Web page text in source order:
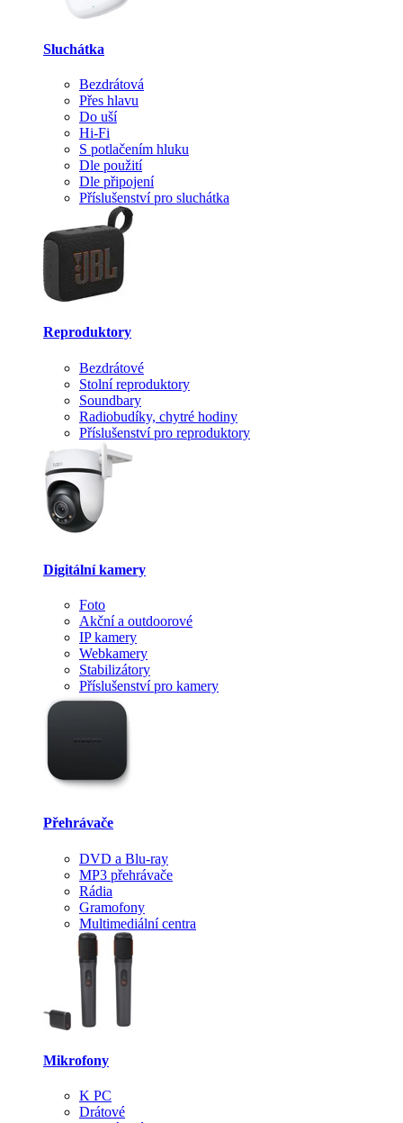
Sluchátka
Bezdrátová
Přes hlavu
Do uší
Hi-Fi
S potlačením hluku
Dle použití
Dle připojení
Příslušenství pro sluchátka
Reproduktory
Bezdrátové
Stolní reproduktory
Soundbary
Radiobudíky, chytré hodiny
Příslušenství pro reproduktory
Digitální kamery
Foto
Akční a outdoorové
IP kamery
Webkamery
Stabilizátory
Příslušenství pro kamery
Přehrávače
DVD a Blu-ray
MP3 přehrávače
Rádia
Gramofony
Multimediální centra
Mikrofony
K PC
Drátové